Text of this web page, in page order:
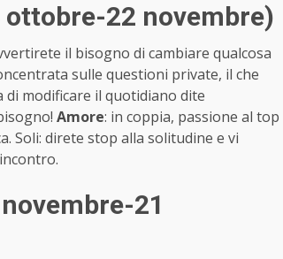
22 novembre)
il bisogno di cambiare qualcosa
sulle questioni private, il che
di modificare il quotidiano dite
Amore: in coppia, passione al top
Soli: direte stop alla solitudine e vi
21